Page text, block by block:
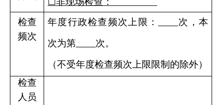
检查
频次
年度行政检查频次上限： 次，本
次为第 次。
（不受年度检查频次上限限制的除外）
检查
人员